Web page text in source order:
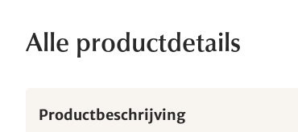
Alle productdetails
Productbeschrijving